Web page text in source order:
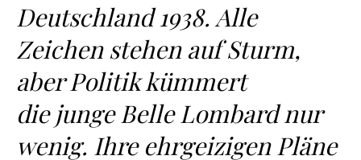
Deutschland 1938. Alle
Zeichen stehen auf Sturm,
aber Politik kümmert
die junge Belle Lombard nur
wenig. Ihre ehrgeizigen Pläne